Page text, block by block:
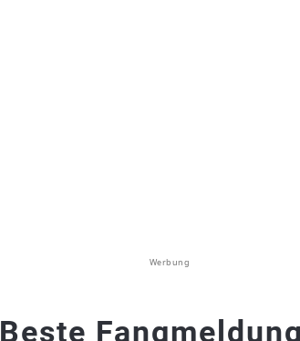
Werbung
Beste